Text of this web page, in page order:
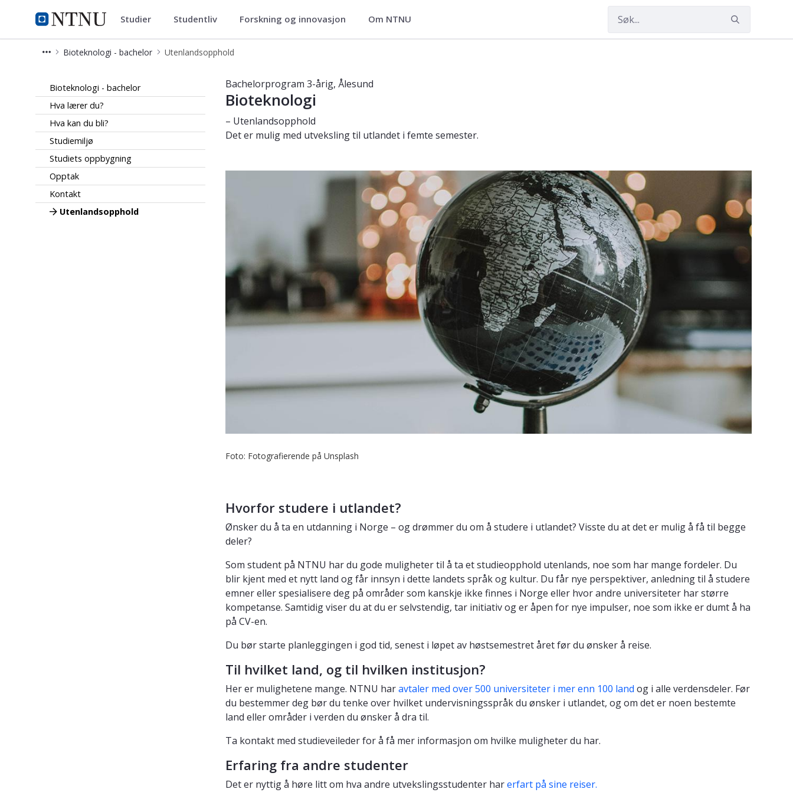
NTNU Hjemmeside
Bioteknologi - bachelor
Studier Studentliv Forskning og innovasjon Om NTNU
Bioteknologi - bachelor Utenlandsopphold
Utenlandsopphold - Bioteknologi - bachelorprogram - 3-årig, Ålesund
Bioteknologi - bachelor
Hva lærer du?
Hva kan du bli?
Studiemiljø
Studiets oppbygning
Opptak
Kontakt
Utenlandsopphold
Bachelorprogram 3-årig, Ålesund
Bioteknologi
– Utenlandsopphold
Det er mulig med utveksling til utlandet i femte semester.
Foto: Fotografierende på Unsplash
Hvorfor studere i utlandet?
Ønsker du å ta en utdanning i Norge – og drømmer du om å studere i utlandet? Visste du at det er mulig å få til begge
deler?
Som student på NTNU har du gode muligheter til å ta et studieopphold utenlands, noe som har mange fordeler. Du
blir kjent med et nytt land og får innsyn i dette landets språk og kultur. Du får nye perspektiver, anledning til å studere
emner eller spesialisere deg på områder som kanskje ikke finnes i Norge eller hvor andre universiteter har større
kompetanse. Samtidig viser du at du er selvstendig, tar initiativ og er åpen for nye impulser, noe som ikke er dumt å ha
på CV-en.
Du bør starte planleggingen i god tid, senest i løpet av høstsemestret året før du ønsker å reise.
Til hvilket land, og til hvilken institusjon?
Her er mulighetene mange. NTNU haravtaler med over 500 universiteter i mer enn 100 land og i alle verdensdeler. Før
du bestemmer deg bør du tenke over hvilket undervisningsspråk du ønsker i utlandet, og om det er noen bestemte
land eller områder i verden du ønsker å dra til.
Ta kontakt med studieveileder for å få mer informasjon om hvilke muligheter du har.
Erfaring fra andre studenter
Det er nyttig å høre litt om hva andre utvekslingsstudenter harerfart på sine reiser.